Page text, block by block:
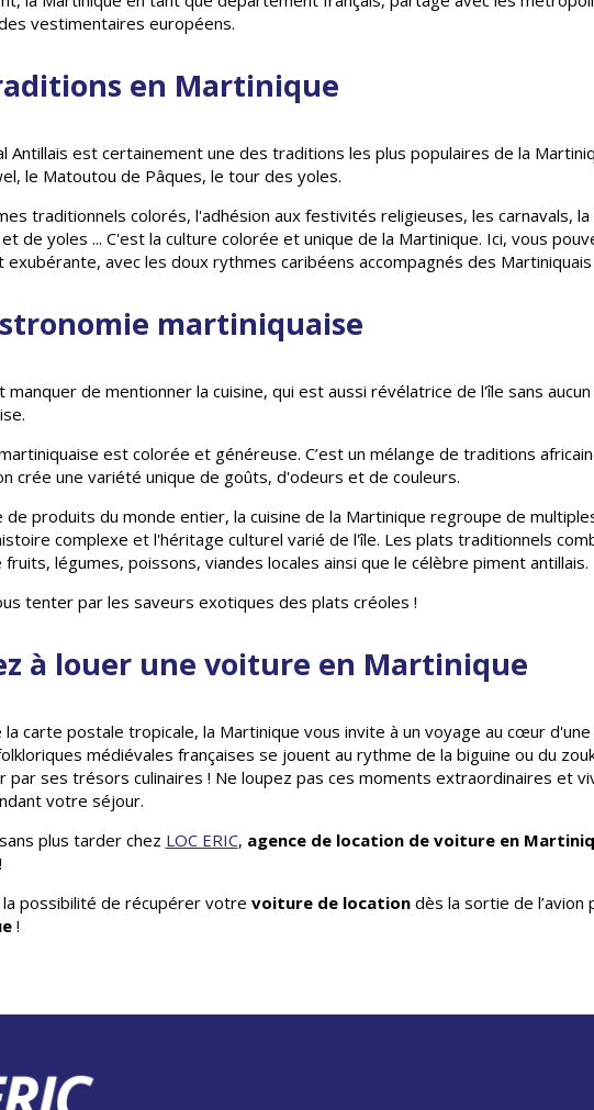
vestimentaires européens.
en Martinique
Antillais est certainement une des traditions les plus populaires de la
le Matoutou de Pâques, le tour des yoles.
traditionnels colorés, l'adhésion aux festivités religieuses, les carnavals,
de yoles ... C'est la culture colorée et unique de la Martinique. Ici, vous
avec les doux rythmes caribéens accompagnés des
martiniquaise
manquer de mentionner la cuisine, qui est aussi révélatrice de l'île sans
est colorée et généreuse. C’est un mélange de traditions
crée une variété unique de goûts, d'odeurs et de couleurs.
de produits du monde entier, la cuisine de la Martinique regroupe de
complexe et l'héritage culturel varié de l'île. Les plats traditionnels
fruits, légumes, poissons, viandes locales ainsi que le célèbre piment antillais.
tenter par les saveurs exotiques des plats créoles !
à louer une voiture en Martinique
la carte postale tropicale, la Martinique vous invite à un voyage au cœur
médiévales françaises se jouent au rythme de la biguine ou du
par ses trésors culinaires ! Ne loupez pas ces moments extraordinaires et
votre séjour.
plus tarder chez LOC ERIC, agence de location de voiture en
!
la possibilité de récupérer votre voiture de locationdès la sortie de
!